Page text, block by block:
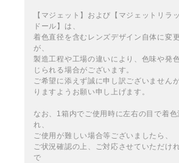
【マジェット】および【マジェットリラ
ドール】は、
着色直径を含むレンズデザイン自体に変
が、
製造工程や工場の違いにより、色味や発
じられる場合がございます。
ご希望に添えず誠に申し訳ございません
りますようお願い申し上げます。
なお、1箱内でご使用時に左右の目で着色
れ、
ご使用が難しい場合等ございましたら、
ご状況確認の上、ご対応させていただけ
で